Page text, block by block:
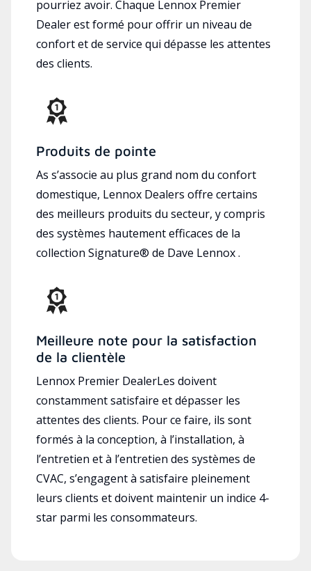
pourriez avoir. Chaque Lennox Premier
Dealer est formé pour offrir un niveau de
confort et de service qui dépasse les attentes
des clients.
Produits de pointe
As s’associe au plus grand nom du confort
domestique, Lennox Dealers offre certains
des meilleurs produits du secteur, y compris
des systèmes hautement efficaces de la
collection Signature® de Dave Lennox .
Meilleure note pour la satisfaction
de la clientèle
Lennox Premier DealerLes doivent
constamment satisfaire et dépasser les
attentes des clients. Pour ce faire, ils sont
formés à la conception, à l’installation, à
l’entretien et à l’entretien des systèmes de
CVAC, s’engagent à satisfaire pleinement
leurs clients et doivent maintenir un indice 4-
star parmi les consommateurs.